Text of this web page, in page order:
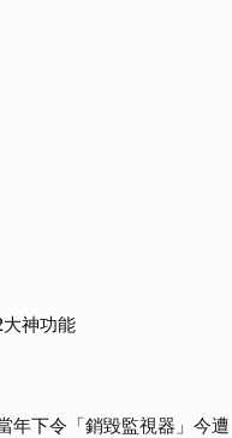
神功能
下令「銷毀監視器」今遭